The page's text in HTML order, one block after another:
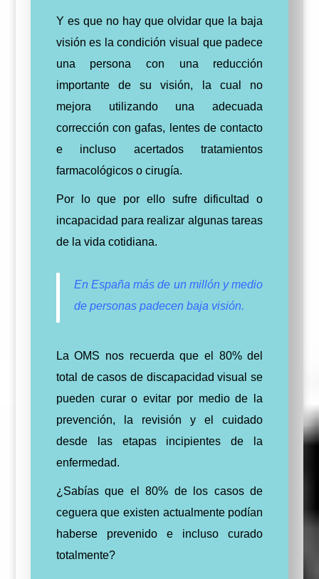
Y es que no hay que olvidar que la baja
visión es la condición visual que padece
una persona con una reducción
importante de su visión, la cual no
mejora utilizando una adecuada
corrección con gafas, lentes de contacto
e incluso acertados tratamientos
farmacológicos o cirugía.
Por lo que por ello sufre dificultad o
incapacidad para realizar algunas tareas
de la vida cotidiana.
En España más de un millón y medio
de personas padecen baja visión.
La OMS nos recuerda que el 80% del
total de casos de discapacidad visual se
pueden curar o evitar por medio de la
prevención, la revisión y el cuidado
desde las etapas incipientes de la
enfermedad.
¿Sabías que el 80% de los casos de
ceguera que existen actualmente podían
haberse prevenido e incluso curado
totalmente?